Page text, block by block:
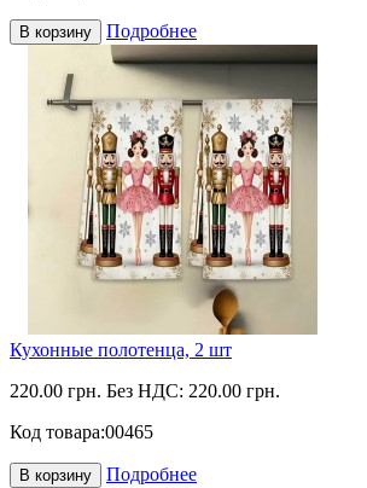
В корзину Подробнее
Кухонные полотенца, 2 шт
220.00 грн. Без НДС: 220.00 грн.
Код товара:00465
В корзину Подробнее